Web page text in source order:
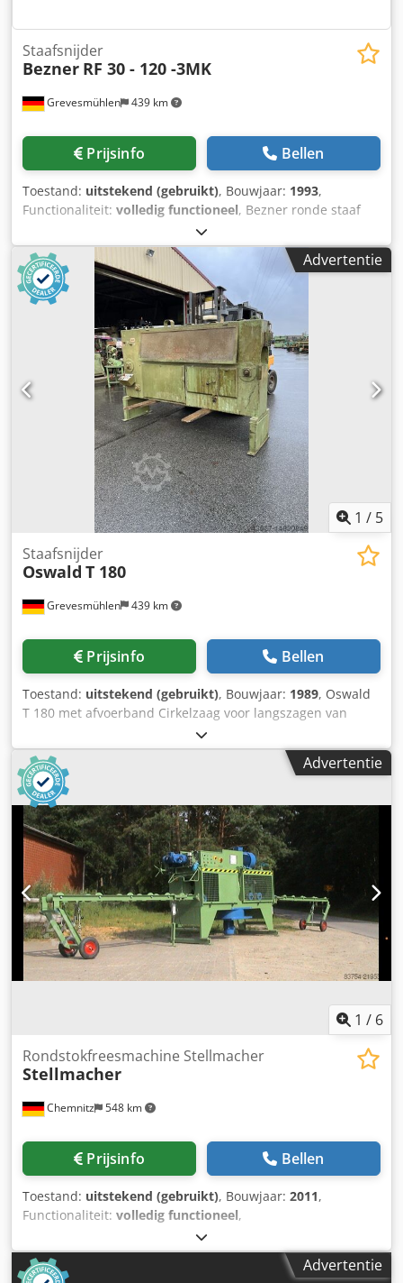
Grevesmühlen 439 km
Staafsnijder
Bezner RF 30 - 120 -3MK
Prijsinfo Bellen
Toestand: uitstekend (gebruikt), Bouwjaar: 1993,
Functionaliteit: volledig functioneel, Bezner ronde staaf
freesmachine Werkbereik (freesbereik) 30 - 120mm max.
ruw hout 180mm max. schoring 60mm Kortste houtlengte
600mm Dcodpfxerfxilo Apmsk
Advertentie
1 / 5
Grevesmühlen 439 km
Staafsnijder
Oswald T 180
Prijsinfo Bellen
Toestand: uitstekend (gebruikt), Bouwjaar: 1989, Oswald
T 180 met afvoerband Cirkelzaag voor langszagen van
rondhout tot 180 mm Dodpfx Apjrfxkbsmeck
Advertentie
1 / 6
Chemnitz 548 km
Rondstokfreesmachine Stellmacher
Stellmacher
Prijsinfo Bellen
Toestand: uitstekend (gebruikt), Bouwjaar: 2011,
Functionaliteit: volledig functioneel,
Rondhoutfreesmachine Stellmacher, type RST310/3-3 SE,
voor de productie van cilindrisch gefreesd hout met een
diameter van 150 tot 310 mm, uitgerust met eenAdvertentie